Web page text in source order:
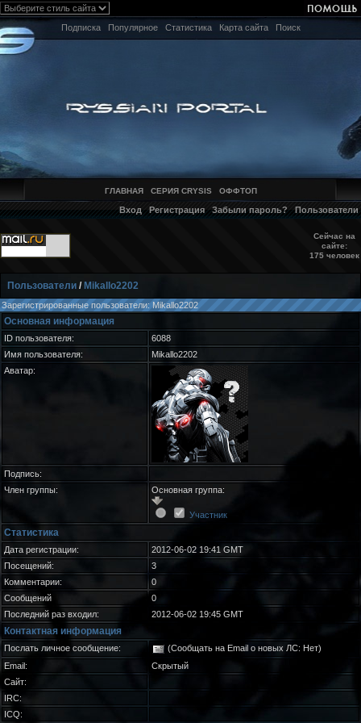
Подписка Популярное Статистика Карта сайта Поиск
ГЛАВНАЯ СЕРИЯ CRYSIS ОФФТОП
Вход Регистрация Забыли пароль? Пользователи
Сейчас на
сайте:
175 человек
Пользователи / Mikallo2202
Зарегистрированные пользователи: Mikallo2202
Основная информация
ID пользователя:
6088
Имя пользователя:
Mikallo2202
Аватар:
Подпись:
Член группы:
Основная группа:
Участник
Статистика
Дата регистрации:
2012-06-02 19:41 GMT
Посещений:
3
Комментарии:
0
Сообщений
0
Последний раз входил:
2012-06-02 19:45 GMT
Контактная информация
Послать личное сообщение:
(Сообщать на Email о новых ЛС: Нет)
Email:
Скрытый
Сайт:
IRC:
ICQ: